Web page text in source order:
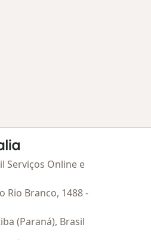
Serviços Online e
Rio Branco, 1488 -
(Paraná), Brasil